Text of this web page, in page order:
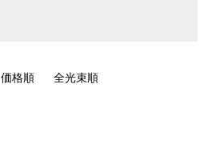
価格順 全光束順